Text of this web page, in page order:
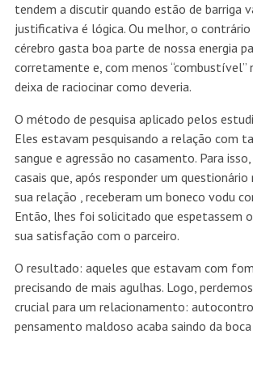
tendem a discutir quando estão de barriga
justificativa é lógica. Ou melhor, o contrário
cérebro gasta boa parte de nossa energia
corretamente e, com menos “combustível”
deixa de raciocinar como deveria.
O método de pesquisa aplicado pelos
Eles estavam pesquisando a relação com
sangue e agressão no casamento. Para
casais que, após responder um
sua relação , receberam um boneco vodu
Então, lhes foi solicitado que espetassem
sua satisfação com o parceiro.
O resultado: aqueles que estavam com
precisando de mais agulhas. Logo,
crucial para um relacionamento:
pensamento maldoso acaba saindo da